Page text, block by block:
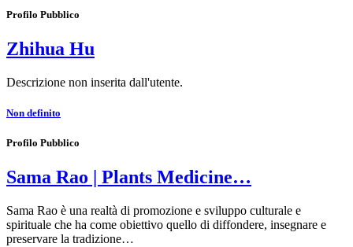
Profilo Pubblico
Zhihua Hu
Descrizione non inserita dall'utente.
Non definito
Profilo Pubblico
Sama Rao | Plants Medicine…
Sama Rao è una realtà di promozione e sviluppo culturale e
spirituale che ha come obiettivo quello di diffondere, insegnare e
preservare la tradizione…